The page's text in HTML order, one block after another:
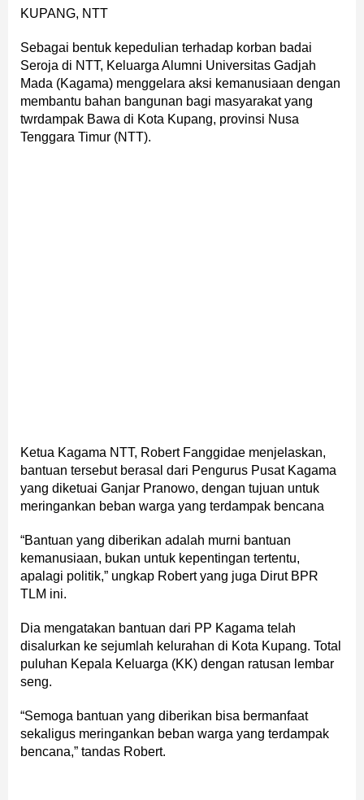
KUPANG, NTT
Sebagai bentuk kepedulian terhadap korban badai
Seroja di NTT, Keluarga Alumni Universitas Gadjah
Mada (Kagama) menggelara aksi kemanusiaan dengan
membantu bahan bangunan bagi masyarakat yang
twrdampak Bawa di Kota Kupang, provinsi Nusa
Tenggara Timur (NTT).
Ketua Kagama NTT, Robert Fanggidae menjelaskan,
bantuan tersebut berasal dari Pengurus Pusat Kagama
yang diketuai Ganjar Pranowo, dengan tujuan untuk
meringankan beban warga yang terdampak bencana
“Bantuan yang diberikan adalah murni bantuan
kemanusiaan, bukan untuk kepentingan tertentu,
apalagi politik,” ungkap Robert yang juga Dirut BPR
TLM ini.
Dia mengatakan bantuan dari PP Kagama telah
disalurkan ke sejumlah kelurahan di Kota Kupang. Total
puluhan Kepala Keluarga (KK) dengan ratusan lembar
seng.
“Semoga bantuan yang diberikan bisa bermanfaat
sekaligus meringankan beban warga yang terdampak
bencana,” tandas Robert.